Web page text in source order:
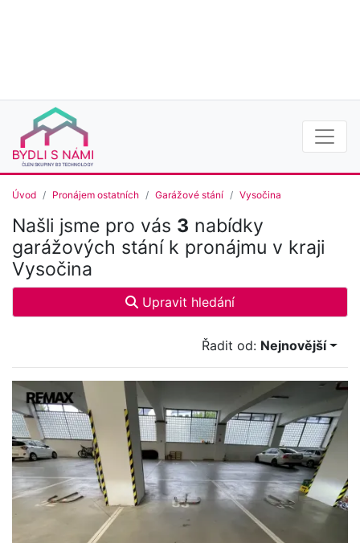
Úvod Pronájem ostatních Garážové stání Vysočina
Našli jsme pro vás 3 nabídky
garážových stání k pronájmu v kraji
Vysočina
Upravit hledání
Řadit od: Nejnovější